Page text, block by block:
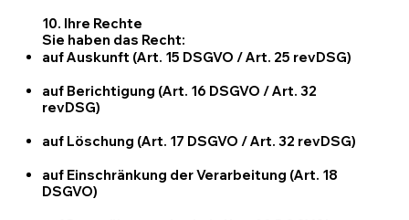
10. Ihre Rechte
Sie haben das Recht:
auf Auskunft (Art. 15 DSGVO / Art. 25 revDSG)
auf Berichtigung (Art. 16 DSGVO / Art. 32
revDSG)
auf Löschung (Art. 17 DSGVO / Art. 32 revDSG)
auf Einschränkung der Verarbeitung (Art. 18
DSGVO)